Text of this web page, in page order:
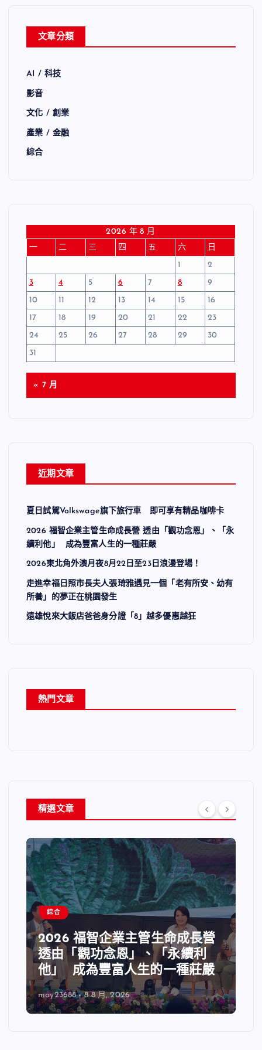
文章分類
AI / 科技
影音
文化 / 創業
產業 / 金融
綜合
2026 年 8 月
一
二 三 四 五 六
日
1
2
3
4 5 6 7 8
9
10
11 12 13 14 15
16
17
18 19 20 21 22
23
24
25 26 27 28 29
30
31
« 7 月
近期文章
夏日試駕Volkswage旗下旅行車 即可享有精品咖啡卡
2026 福智企業主管生命成長營 透由「觀功念恩」、「永
續利他」 成為豐富人生的一種莊嚴
2026東北角外澳月夜8月22日至23日浪漫登場！
走進幸福日照市長夫人張琦雅遇見一個「老有所安、幼有
所養」的夢正在桃園發生
遠雄悅來大飯店爸爸身分證「8」越多優惠越狂
熱門文章
精選文章
綜合
2026 福智企業主管生命成長營
透由「觀功念恩」、「永續利
他」 成為豐富人生的一種莊嚴
may23688 8 8 月, 2026